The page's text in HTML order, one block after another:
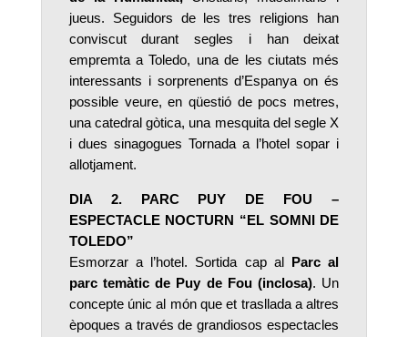
jueus. Seguidors de les tres religions han
conviscut durant segles i han deixat
empremta a Toledo, una de les ciutats més
interessants i sorprenents d’Espanya on és
possible veure, en qüestió de pocs metres,
una catedral gòtica, una mesquita del segle X
i dues sinagogues Tornada a l’hotel sopar i
allotjament.
DIA 2. PARC PUY DE FOU –
ESPECTACLE NOCTURN “EL SOMNI DE
TOLEDO”
Esmorzar a l’hotel. Sortida cap al Parc al
parc temàtic de Puy de Fou (inclosa). Un
concepte únic al món que et trasllada a altres
èpoques a través de grandiosos espectacles